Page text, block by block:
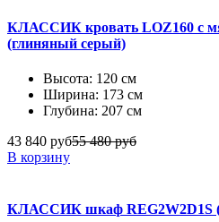
КЛАССИК кровать LOZ160 с
(глиняный серый)
Высота: 120 см
Ширина: 173 см
Глубина: 207 см
43 840 руб55 480 руб
В корзину
КЛАССИК шкаф REG2W2D1S